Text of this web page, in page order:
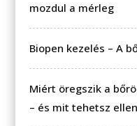
mozdul a mérleg
Biopen kezelés – A
Miért öregszik a
– és mit tehetsz